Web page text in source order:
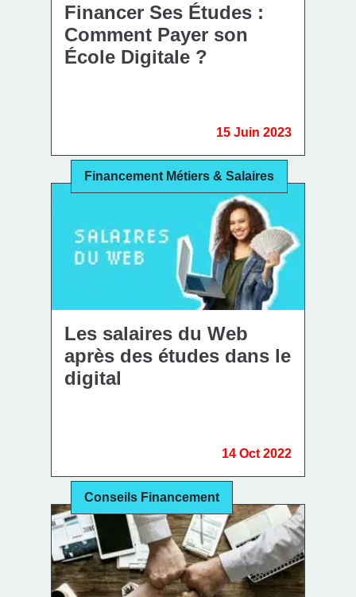
Financer Ses Études :
Comment Payer son
École Digitale ?
15 Juin 2023
Financement Métiers & Salaires
Les salaires du Web
après des études dans le
digital
14 Oct 2022
Conseils Financement